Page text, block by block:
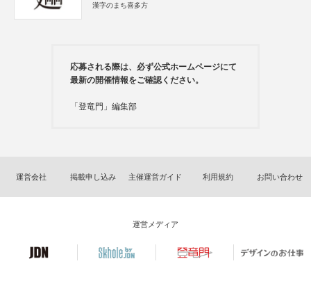
漢字のまち喜多方
応募される際は、必ず公式ホームページにて
最新の開催情報をご確認ください。
「登竜門」編集部
運営会社 掲載申し込み 主催運営ガイド 利用規約 お問い合わせ
運営メディア